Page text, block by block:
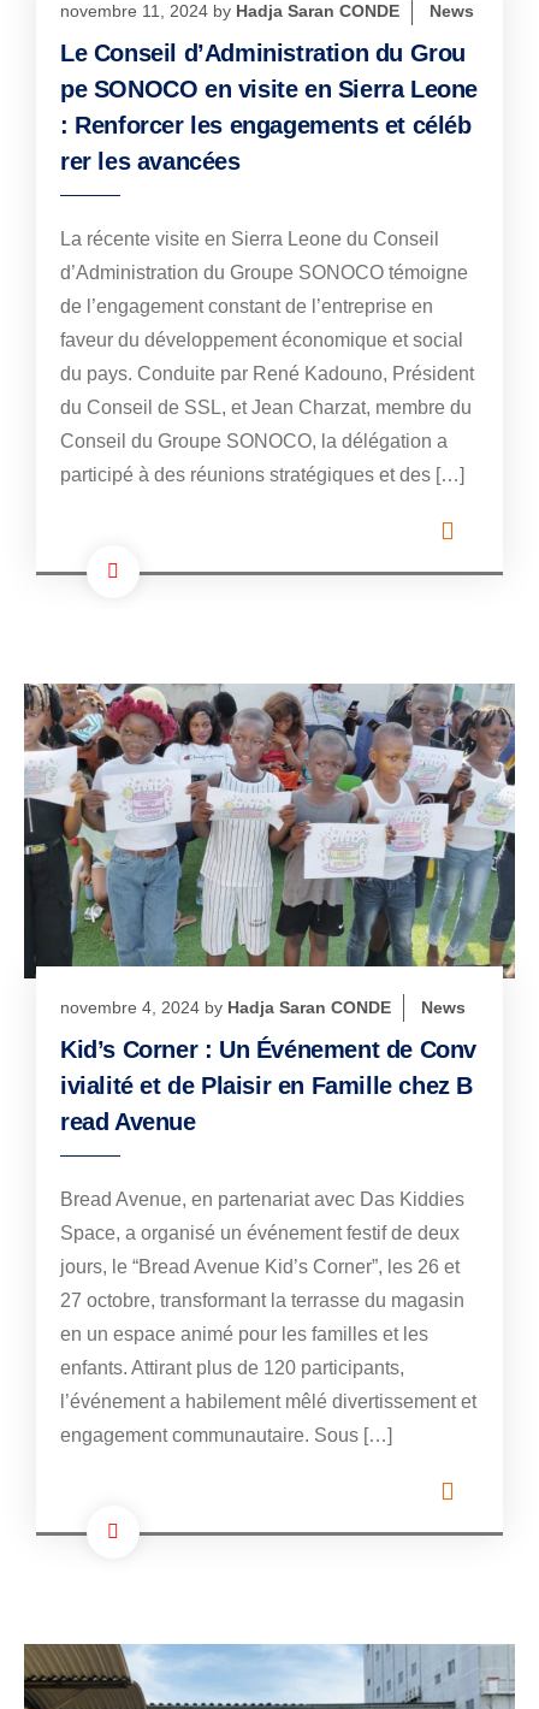
novembre 11, 2024 by Hadja Saran CONDE News
Le Conseil d’Administration du Grou
pe SONOCO en visite en Sierra Leone
: Renforcer les engagements et céléb
rer les avancées
La récente visite en Sierra Leone du Conseil
d’Administration du Groupe SONOCO témoigne
de l’engagement constant de l’entreprise en
faveur du développement économique et social
du pays. Conduite par René Kadouno, Président
du Conseil de SSL, et Jean Charzat, membre du
Conseil du Groupe SONOCO, la délégation a
participé à des réunions stratégiques et des […]
novembre 4, 2024 by Hadja Saran CONDE News
Kid’s Corner : Un Événement de Conv
ivialité et de Plaisir en Famille chez B
read Avenue
Bread Avenue, en partenariat avec Das Kiddies
Space, a organisé un événement festif de deux
jours, le “Bread Avenue Kid’s Corner”, les 26 et
27 octobre, transformant la terrasse du magasin
en un espace animé pour les familles et les
enfants. Attirant plus de 120 participants,
l’événement a habilement mêlé divertissement et
engagement communautaire. Sous […]